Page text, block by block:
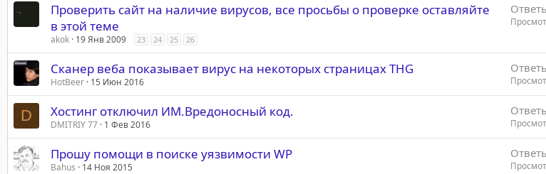
Проверить сайт на наличие вирусов, все просьбы о проверке оставляйте
в этой теме
akok 19 Янв 2009 23 24 25 26
Сканер веба показывает вирус на некоторых страницах THG
HotBeer 15 Июн 2016
D Хостинг отключил ИМ.Вредоносный код.
DMITRIY 77 1 Фев 2016
Прошу помощи в поиске уязвимости WP
Bahus 14 Ноя 2015